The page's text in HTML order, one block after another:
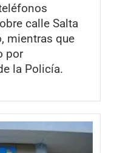
calle Salta
mientras que
por
la Policía.